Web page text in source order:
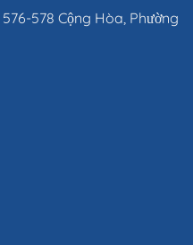
576-578 Cộng Hòa, Phường